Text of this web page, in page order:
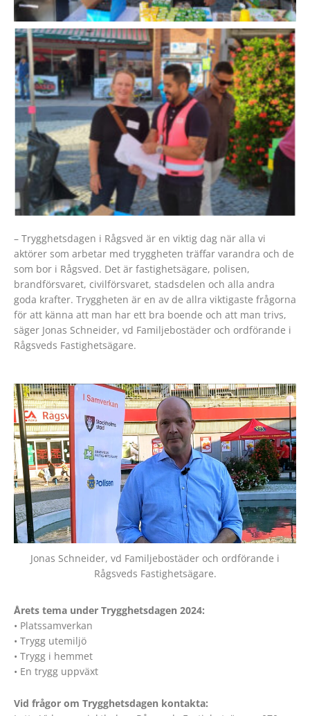
– Trygghetsdagen i Rågsved är en viktig dag när alla vi
aktörer som arbetar med tryggheten träffar varandra och de
som bor i Rågsved. Det är fastighetsägare, polisen,
brandförsvaret, civilförsvaret, stadsdelen och alla andra
goda krafter. Tryggheten är en av de allra viktigaste frågorna
för att känna att man har ett bra boende och att man trivs,
säger Jonas Schneider, vd Familjebostäder och ordförande i
Rågsveds Fastighetsägare.
Jonas Schneider, vd Familjebostäder och ordförande i
Rågsveds Fastighetsägare.
Årets tema under Trygghetsdagen 2024:
• Platssamverkan
• Trygg utemiljö
• Trygg i hemmet
• En trygg uppväxt
Vid frågor om Trygghetsdagen kontakta: